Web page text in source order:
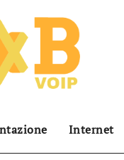
Internet